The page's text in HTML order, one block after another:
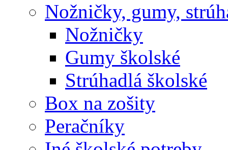
Nožničky, gumy,
Nožničky
Gumy školské
Strúhadlá školské
Box na zošity
Peračníky